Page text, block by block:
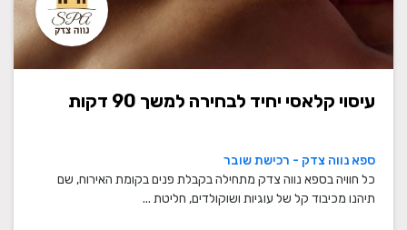
עיסוי קלאסי יחיד לבחירה למשך 90 דקות
ספא נווה צדק - רכישת שובר
כל חוויה בספא נווה צדק מתחילה בקבלת פנים בקומת האירוח, שם
תיהנו מכיבוד קל של עוגיות ושוקולדים, חליטת ...